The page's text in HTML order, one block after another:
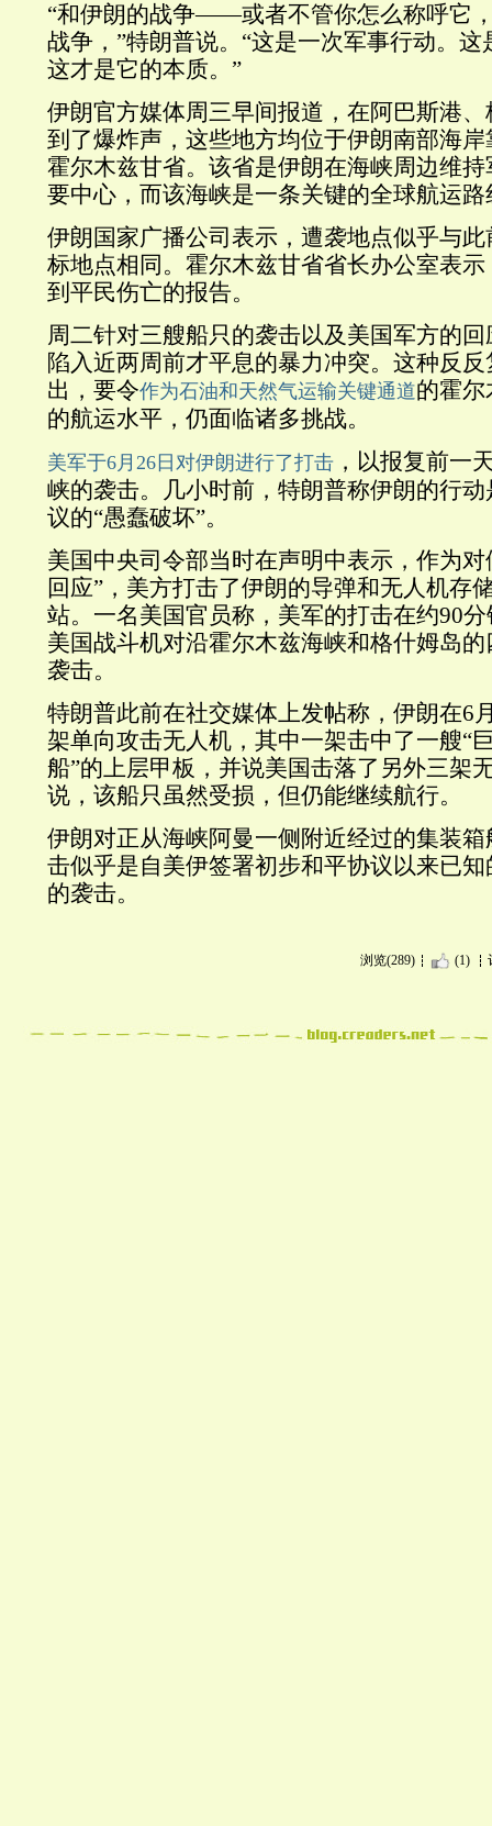
“和伊朗的战争——或者不管你怎么称呼它
战争，”特朗普说。“这是一次军事行动。
这才是它的本质。”
伊朗官方媒体周三早间报道，在阿巴斯港
到了爆炸声，这些地方均位于伊朗南部海
霍尔木兹甘省。该省是伊朗在海峡周边维
要中心，而该海峡是一条关键的全球航运路
伊朗国家广播公司表示，遭袭地点似乎与
标地点相同。霍尔木兹甘省省长办公室表
到平民伤亡的报告。
周二针对三艘船只的袭击以及美国军方的
陷入近两周前才平息的暴力冲突。这种反
出，要令作为石油和天然气运输关键通道的霍
的航运水平，仍面临诸多挑战。
美军于6月26日对伊朗进行了打击 ，以报复前一
峡的袭击。几小时前，特朗普称伊朗的行
议的“愚蠢破坏”。
美国中央司令部当时在声明中表示，作为
回应”，美方打击了伊朗的导弹和无人机存
站。一名美国官员称，美军的打击在约90
美国战斗机对沿霍尔木兹海峡和格什姆岛
袭击。
特朗普此前在社交媒体上发帖称，伊朗在6
架单向攻击无人机，其中一架击中了一艘“
船”的上层甲板，并说美国击落了另外三架
说，该船只虽然受损，但仍能继续航行。
伊朗对正从海峡阿曼一侧附近经过的集装
击似乎是自美伊签署初步和平协议以来已
的袭击。
浏览(289) (1)